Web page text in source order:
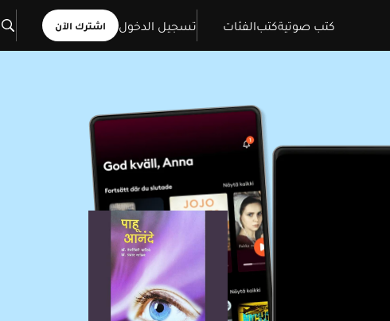
كتب صوتيةكتبالفئات تسجيل الدخول اشترك الآن